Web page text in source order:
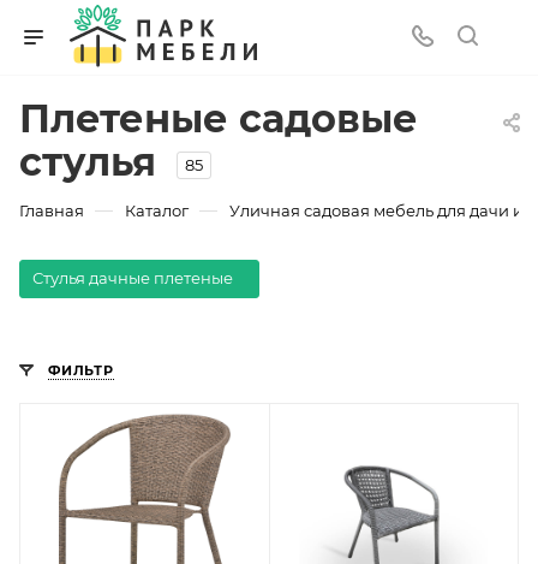
Плетеные садовые
стулья
85
Главная — Каталог — Уличная садовая мебель для дачи и
Стулья дачные плетеные
ФИЛЬТР